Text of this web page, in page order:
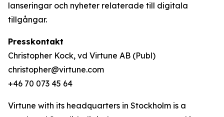
lanseringar och nyheter relaterade till digitala
tillgångar.
Presskontakt
Christopher Kock, vd Virtune AB (Publ)
christopher@virtune.com
+46 70 073 45 64
Virtune with its headquarters in Stockholm is a